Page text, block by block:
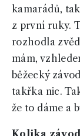
kamarádů,
z první ruky.
rozhodla
mám,
běžecký
takřka nic.
že to dáme a